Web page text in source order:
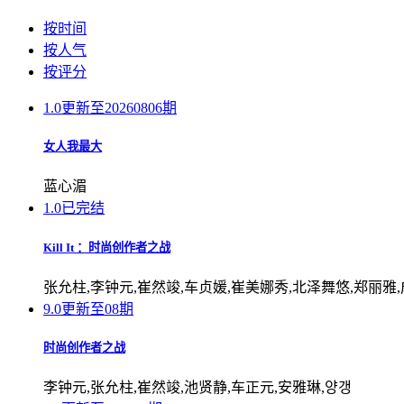
按时间
按人气
按评分
1.0更新至20260806期
女人我最大
蓝心湄
1.0已完结
Kill It ：时尚创作者之战
张允柱,李钟元,崔然竣,车贞媛,崔美娜秀,北泽舞悠,郑丽雅
9.0更新至08期
时尚创作者之战
李钟元,张允柱,崔然竣,池贤静,车正元,安雅琳,양갱